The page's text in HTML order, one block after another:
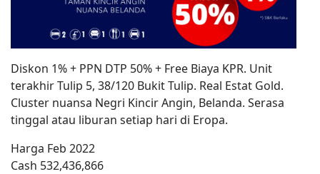
Diskon 1% + PPN DTP 50% + Free Biaya KPR. Unit
terakhir Tulip 5, 38/120 Bukit Tulip. Real Estat Gold.
Cluster nuansa Negri Kincir Angin, Belanda. Serasa
tinggal atau liburan setiap hari di Eropa.
Harga Feb 2022
Cash 532,436,866